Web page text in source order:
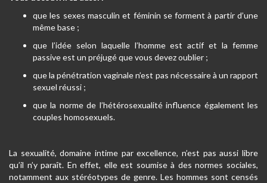
que les sexes masculin et féminin se forment à partir d’une
même base ;
que l’idée selon laquelle l’homme est actif et la femme
passive est un préjugé que vous devez oublier ;
que la pénétration vaginale n’est pas nécessaire à un rapport
sexuel réussi ;
que la norme de l’hétérosexualité influence également les
couples homosexuels.
La sexualité, domaine intime par excellence, n’est pas aussi libre
qu’il n’y paraît. En effet, elle est soumise à des normes sociales,
notamment aux stéréotypes de genre. Les hommes sont censés